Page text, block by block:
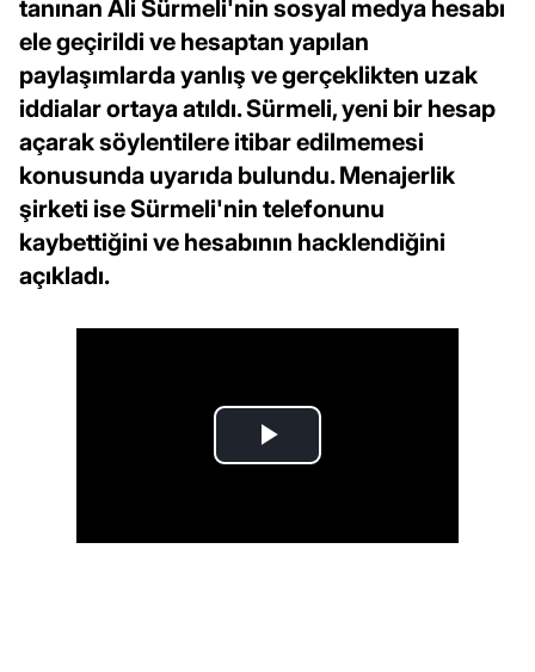
tanınan Ali Sürmeli'nin sosyal medya hesabı
ele geçirildi ve hesaptan yapılan
paylaşımlarda yanlış ve gerçeklikten uzak
iddialar ortaya atıldı. Sürmeli, yeni bir hesap
açarak söylentilere itibar edilmemesi
konusunda uyarıda bulundu. Menajerlik
şirketi ise Sürmeli'nin telefonunu
kaybettiğini ve hesabının hacklendiğini
açıkladı.